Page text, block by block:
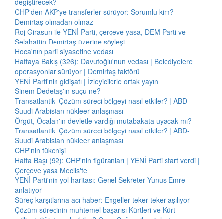
değiştirecek?
CHP'den AKP'ye transferler sürüyor: Sorumlu kim?
Demirtaş olmadan olmaz
Roj Girasun ile YENİ Parti, çerçeve yasa, DEM Parti ve
Selahattin Demirtaş üzerine söyleşi
Hoca'nın parti siyasetine vedası
Haftaya Bakış (326): Davutoğlu'nun vedası | Belediyelere
operasyonlar sürüyor | Demirtaş faktörü
YENİ Parti'nin gidişatı | İzleyicilerle ortak yayın
Sinem Dedetaş'ın suçu ne?
Transatlantik: Çözüm süreci bölgeyi nasıl etkiler? | ABD-
Suudi Arabistan nükleer anlaşması
Örgüt, Öcalan'ın devletle vardığı mutabakata uyacak mı?
Transatlantik: Çözüm süreci bölgeyi nasıl etkiler? | ABD-
Suudi Arabistan nükleer anlaşması
CHP'nin tükenişi
Hafta Başı (92): CHP'nin figüranları | YENİ Parti start verdi |
Çerçeve yasa Meclis'te
YENİ Parti'nin yol haritası: Genel Sekreter Yunus Emre
anlatıyor
Süreç karşıtlarına acı haber: Engeller teker teker aşılıyor
Çözüm sürecinin muhtemel başarısı Kürtleri ve Kürt